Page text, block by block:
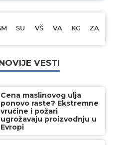
SU VŠ VA KG ZA
VESTI
Cena maslinovog ulja
ponovo raste? Ekstremne
vrućine i požari
ugrožavaju proizvodnju u
Evropi